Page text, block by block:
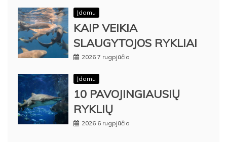
Įdomu
KAIP VEIKIA
SLAUGYTOJOS RYKLIAI
2026 7 rugpjūčio
Įdomu
10 PAVOJINGIAUSIŲ
RYKLIŲ
2026 6 rugpjūčio